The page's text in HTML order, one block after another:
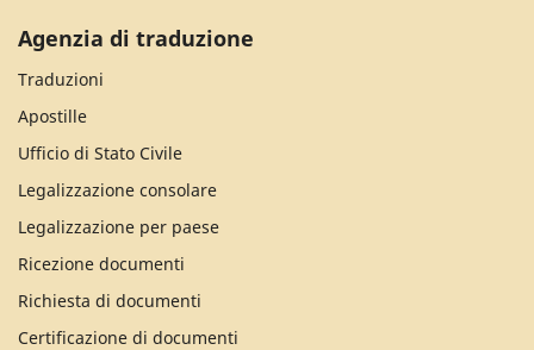
Agenzia di traduzione
Traduzioni
Apostille
Ufficio di Stato Civile
Legalizzazione consolare
Legalizzazione per paese
Ricezione documenti
Richiesta di documenti
Certificazione di documenti